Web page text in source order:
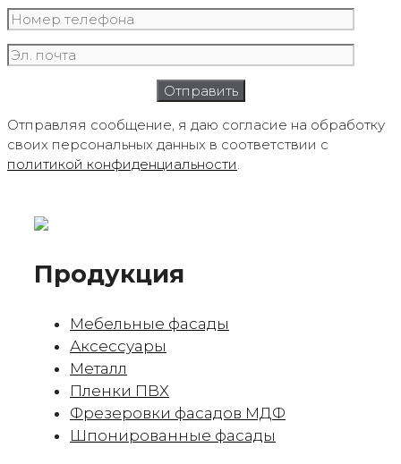
Отправляя сообщение, я даю согласие на обработку
своих персональных данных в соответствии с
политикой конфиденциальности.
Продукция
Мебельные фасады
Аксессуары
Металл
Пленки ПВХ
Фрезеровки фасадов МДФ
Шпонированные фасады